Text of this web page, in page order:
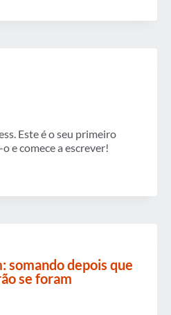
Este é o seu primeiro
e comece a escrever!
somando depois que
se foram